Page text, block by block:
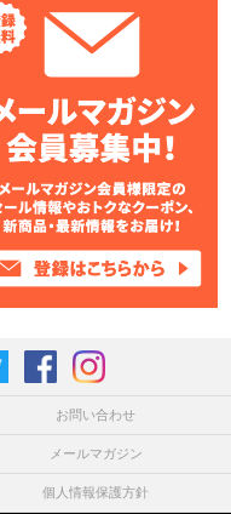
お問い合わせ
メールマガジン
個人情報保護方針